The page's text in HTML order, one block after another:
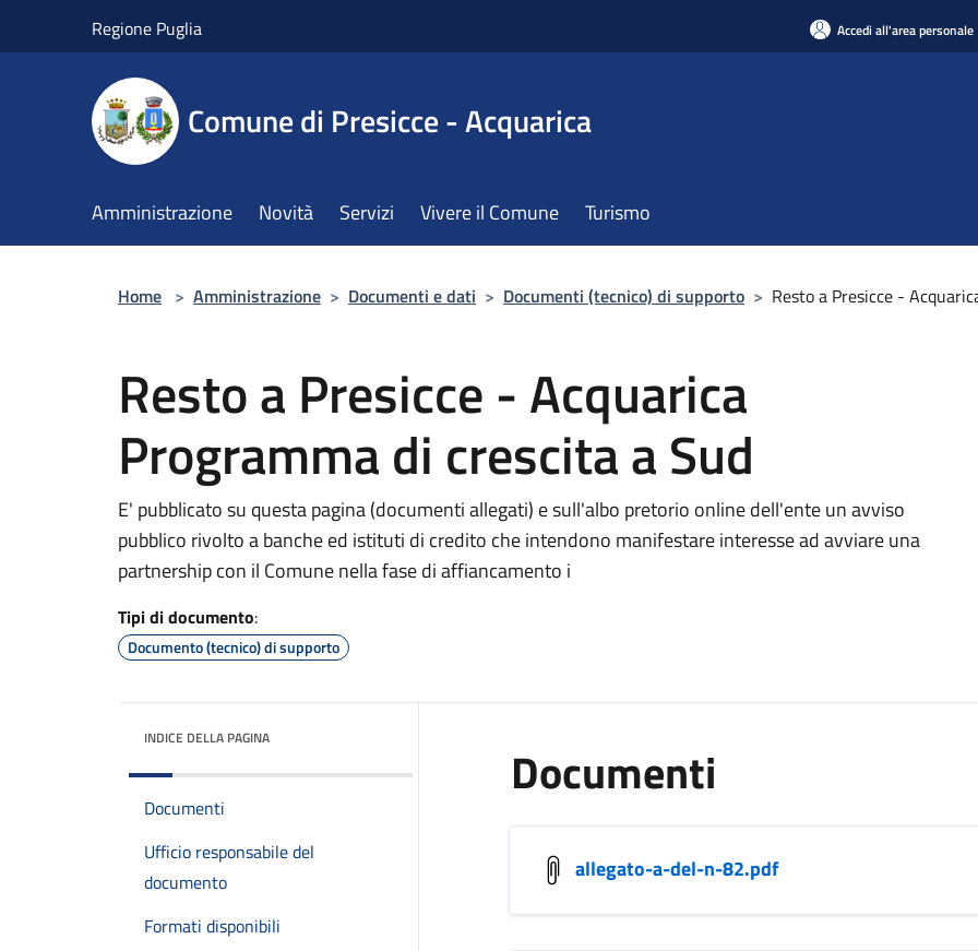
Regione Puglia Accedi all'area personale
Comune di Presicce - Acquarica
Amministrazione Novità Servizi Vivere il Comune Turismo
Home > Amministrazione > Documenti e dati > Documenti (tecnico) di supporto > Resto a Presicce -
Resto a Presicce - Acquarica
Programma di crescita a Sud
E' pubblicato su questa pagina (documenti allegati) e sull'albo pretorio online dell'ente un avviso
pubblico rivolto a banche ed istituti di credito che intendono manifestare interesse ad avviare una
partnership con il Comune nella fase di affiancamento i
Tipi di documento:
Documento (tecnico) di supporto
INDICE DELLA PAGINA
Documenti
Ufficio responsabile del
documento
Formati disponibili
Documenti
allegato-a-del-n-82.pdf